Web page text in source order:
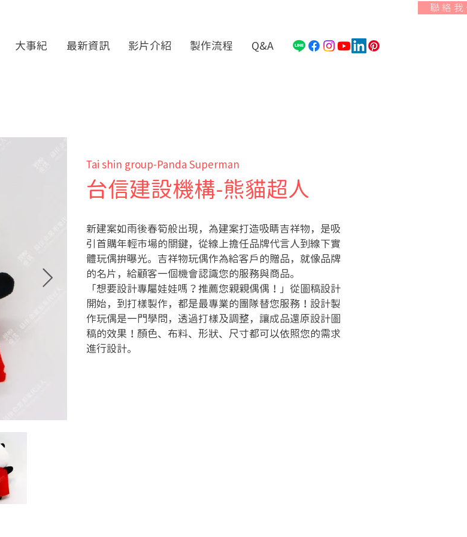
大事紀 最新資訊 影片介紹 製作流程 Q&A
聯 絡 我
Tai shin group-Panda Superman
台信建設機構-熊貓超人
新建案如雨後春筍般出現，為建案打造吸睛吉祥物，是吸
引首購年輕市場的關鍵，從線上擔任品牌代言人到線下實
體玩偶拚曝光。吉祥物玩偶作為給客戶的贈品，就像品牌
的名片，給顧客一個機會認識您的服務與商品。
「想要設計專屬娃娃嗎？推薦您親親偶偶！」從圖稿設計
開始，到打樣製作，都是最專業的團隊替您服務！設計製
作玩偶是一門學問，透過打樣及調整，讓成品還原設計圖
稿的效果！顏色、布料、形狀、尺寸都可以依照您的需求
進行設計。